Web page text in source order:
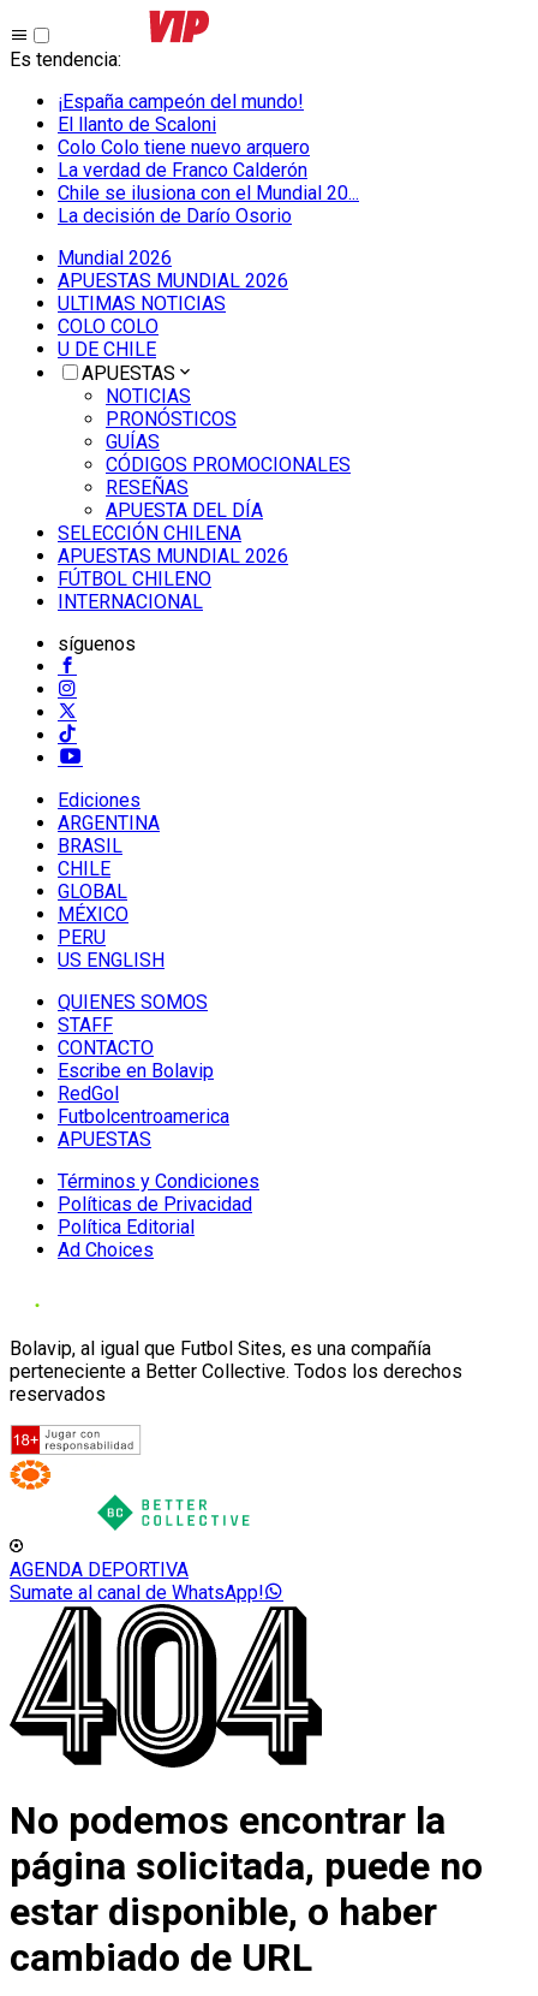
Es tendencia:
¡España campeón del mundo!
El llanto de Scaloni
Colo Colo tiene nuevo arquero
La verdad de Franco Calderón
Chile se ilusiona con el Mundial 20...
La decisión de Darío Osorio
Mundial 2026
APUESTAS MUNDIAL 2026
ULTIMAS NOTICIAS
COLO COLO
U DE CHILE
APUESTAS
NOTICIAS
PRONÓSTICOS
GUÍAS
CÓDIGOS PROMOCIONALES
RESEÑAS
APUESTA DEL DÍA
SELECCIÓN CHILENA
APUESTAS MUNDIAL 2026
FÚTBOL CHILENO
INTERNACIONAL
síguenos
Ediciones
ARGENTINA
BRASIL
CHILE
GLOBAL
MÉXICO
PERU
US ENGLISH
QUIENES SOMOS
STAFF
CONTACTO
Escribe en Bolavip
RedGol
Futbolcentroamerica
APUESTAS
Términos y Condiciones
Políticas de Privacidad
Política Editorial
Ad Choices
Bolavip, al igual que Futbol Sites, es una compañía
perteneciente a Better Collective. Todos los derechos
reservados
AGENDA DEPORTIVA
Sumate al canal de WhatsApp!
No podemos encontrar la
página solicitada, puede no
estar disponible, o haber
cambiado de URL